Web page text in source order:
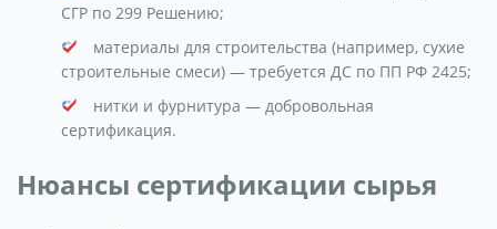
СГР по 299 Решению;
материалы для строительства (например, сухие
строительные смеси) — требуется ДС по ПП РФ 2425;
нитки и фурнитура — добровольная
сертификация.
Нюансы сертификации сырья